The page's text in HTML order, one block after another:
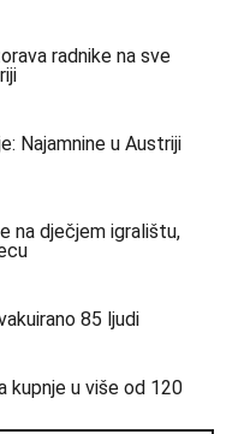
radnike na sve
Najamnine u Austriji
na dječjem igralištu,
85 ljudi
kupnje u više od 120